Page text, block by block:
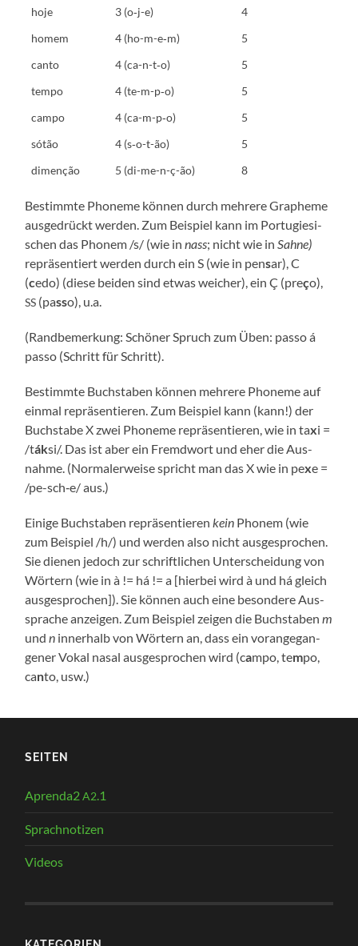
hoje 3 (o‑j-e)
4
homem
4 (ho-m-e‑m)
5
can­to
4 (ca-n-t‑o)
5
tem­po
4 (te-m-p‑o)
5
cam­po
4 (ca-m-p‑o)
5
sótão
4 (s‑o-t-ão)
5
dimen­ção
5 (di-me-n-ç-ão) 8
Bestimm­te Pho­ne­me kön­nen durch meh­re­re Gra­phe­me
aus­ge­drückt wer­den. Zum Bei­spiel kann im Por­tu­gie­si­
schen das Pho­nem /s/ (wie innass; nicht wie in Sah­ne)
reprä­sen­tiert wer­den durch ein S (wie in pensar), C
(cedo) (die­se bei­den sind etwas wei­cher), ein Ç (preço),
SS (passo), u.a.
(Rand­be­mer­kung: Schö­ner Spruch zum Üben: pas­so á
pas­so (Schritt für Schritt).
Bestimm­te Buch­sta­ben kön­nen meh­re­re Pho­ne­me auf
ein­mal reprä­sen­tie­ren. Zum Bei­spiel kann (kann!) der
Buch­sta­be X zwei Pho­ne­me reprä­sen­tie­ren, wie in taxi =
/táksi/. Das ist aber ein Fremd­wort und eher die Aus­
nah­me. (Nor­ma­ler­wei­se spricht man das X wie in pexe =
/pe-sch‑e/ aus.)
Eini­ge Buch­sta­ben reprä­sen­tie­ren kein Pho­nem (wie
zum Bei­spiel /h/) und wer­den also nicht aus­ge­spro­chen.
Sie die­nen jedoch zur schrift­li­chen Unter­schei­dung von
Wör­tern (wie in à != há != a [hier­bei wird à und há gleich
aus­ge­spro­chen]). Sie kön­nen auch eine beson­de­re Aus­
spra­che anzei­gen. Zum Bei­spiel zei­gen die Buch­sta­benm
undn inner­halb von Wör­tern an, dass ein vor­an­ge­gan­
ge­ner Vokal nasal aus­ge­spro­chen wird (campo, tempo,
canto, usw.)
SEITEN
Aprenda2A2 .1
Sprachnotizen
Videos